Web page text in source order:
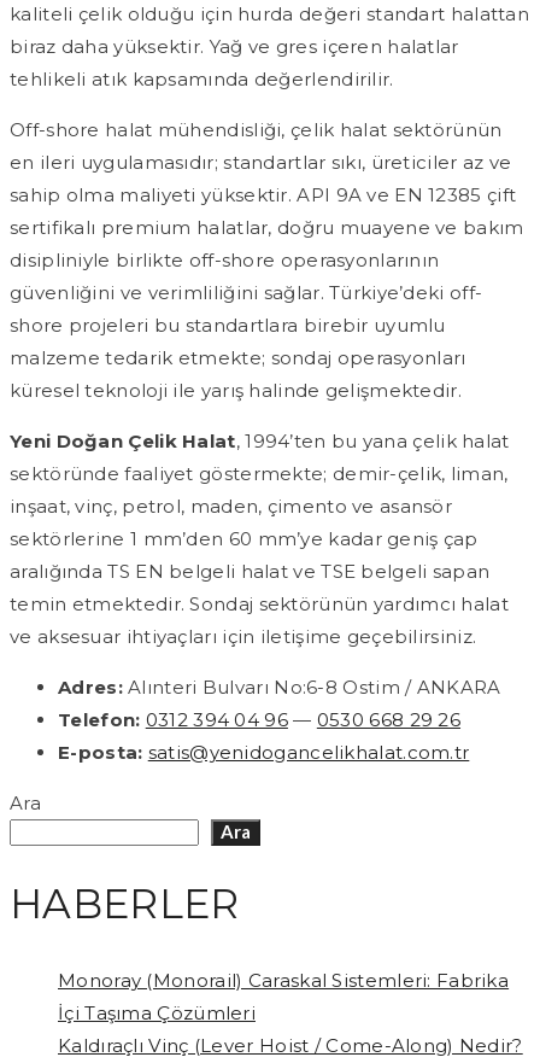
kaliteli çelik olduğu için hurda değeri standart halattan
biraz daha yüksektir. Yağ ve gres içeren halatlar
tehlikeli atık kapsamında değerlendirilir.
Off-shore halat mühendisliği, çelik halat sektörünün
en ileri uygulamasıdır; standartlar sıkı, üreticiler az ve
sahip olma maliyeti yüksektir. API 9A ve EN 12385 çift
sertifikalı premium halatlar, doğru muayene ve bakım
disipliniyle birlikte off-shore operasyonlarının
güvenliğini ve verimliliğini sağlar. Türkiye’deki off-
shore projeleri bu standartlara birebir uyumlu
malzeme tedarik etmekte; sondaj operasyonları
küresel teknoloji ile yarış halinde gelişmektedir.
Yeni Doğan Çelik Halat, 1994’ten bu yana çelik halat
sektöründe faaliyet göstermekte; demir-çelik, liman,
inşaat, vinç, petrol, maden, çimento ve asansör
sektörlerine 1 mm’den 60 mm’ye kadar geniş çap
aralığında TS EN belgeli halat ve TSE belgeli sapan
temin etmektedir. Sondaj sektörünün yardımcı halat
ve aksesuar ihtiyaçları için iletişime geçebilirsiniz.
Adres:Alınteri Bulvarı No:6-8 Ostim / ANKARA
Telefon: 0312 394 04 96— 0530 668 29 26
E-posta: satis@yenidogancelikhalat.com.tr
Ara
Ara
HABERLER
Monoray (Monorail) Caraskal Sistemleri: Fabrika
İçi Taşıma Çözümleri
Kaldıraçlı Vinç (Lever Hoist / Come-Along) Nedir?